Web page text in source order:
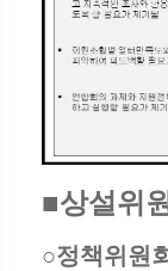
■상설위
○정책위원